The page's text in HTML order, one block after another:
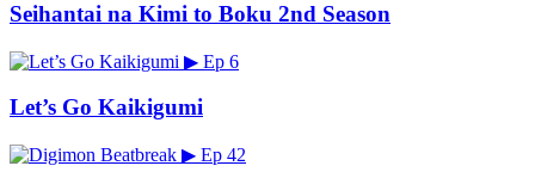
Seihantai na Kimi to Boku 2nd Season
▶ Ep 6
Let’s Go Kaikigumi
▶ Ep 42